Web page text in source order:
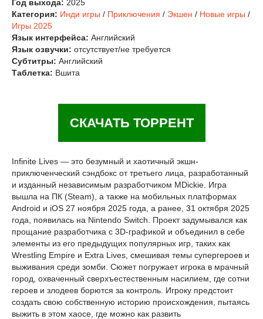
Год выхода: 2025
Категория: Инди игры / Приключения / Экшен / Новые игры /
Игры 2025
Язык интерфейса: Английский
Язык озвучки: отсутствует/не требуется
Субтитры: Английский
Таблетка: Вшита
СКАЧАТЬ ТОРРЕНТ
Infinite Lives — это безумный и хаотичный экшн-
приключенческий сэндбокс от третьего лица, разработанный
и изданный независимым разработчиком MDickie. Игра
вышла на ПК (Steam), а также на мобильных платформах
Android и iOS 27 ноября 2025 года, а ранее, 31 октября 2025
года, появилась на Nintendo Switch. Проект задумывался как
прощание разработчика с 3D-графикой и объединил в себе
элементы из его предыдущих популярных игр, таких как
Wrestling Empire и Extra Lives, смешивая темы супергероев и
выживания среди зомби. Сюжет погружает игрока в мрачный
город, охваченный сверхъестественным насилием, где сотни
героев и злодеев борются за контроль. Игроку предстоит
создать свою собственную историю происхождения, пытаясь
выжить в этом хаосе, где можно как развить